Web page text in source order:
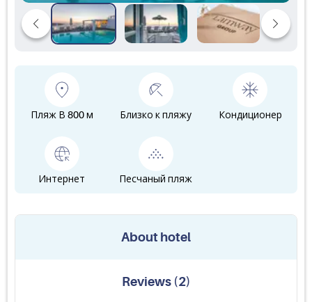
Пляж В 800 м Близко к пляжу Кондиционер
Интернет Песчаный пляж
About hotel
Reviews(2)